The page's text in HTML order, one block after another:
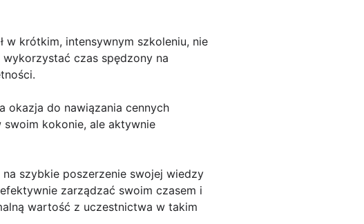
w krótkim, intensywnym szkoleniu, nie
wykorzystać czas spędzony na
okazja do nawiązania cennych
kokonie, ale aktywnie
szybkie poszerzenie swojej wiedzy
zarządzać swoim czasem i
wartość z uczestnictwa w takim